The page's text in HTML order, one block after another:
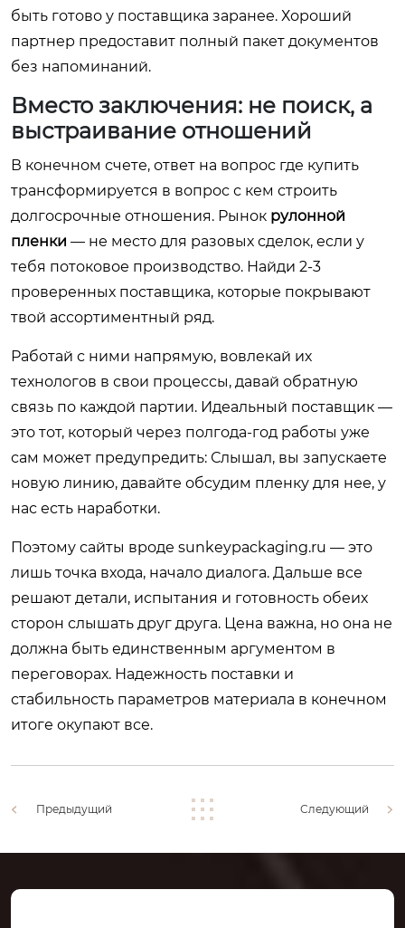
быть готово у поставщика заранее. Хороший
партнер предоставит полный пакет документов
без напоминаний.
Вместо заключения: не поиск, а
выстраивание отношений
В конечном счете, ответ на вопрос где купить
трансформируется в вопрос с кем строить
долгосрочные отношения. Рынок рулонной
пленки — не место для разовых сделок, если у
тебя потоковое производство. Найди 2-3
проверенных поставщика, которые покрывают
твой ассортиментный ряд.
Работай с ними напрямую, вовлекай их
технологов в свои процессы, давай обратную
связь по каждой партии. Идеальный поставщик —
это тот, который через полгода-год работы уже
сам может предупредить: Слышал, вы запускаете
новую линию, давайте обсудим пленку для нее, у
нас есть наработки.
Поэтому сайты вроде sunkeypackaging.ru — это
лишь точка входа, начало диалога. Дальше все
решают детали, испытания и готовность обеих
сторон слышать друг друга. Цена важна, но она не
должна быть единственным аргументом в
переговорах. Надежность поставки и
стабильность параметров материала в конечном
итоге окупают все.
Предыдущий Следующий